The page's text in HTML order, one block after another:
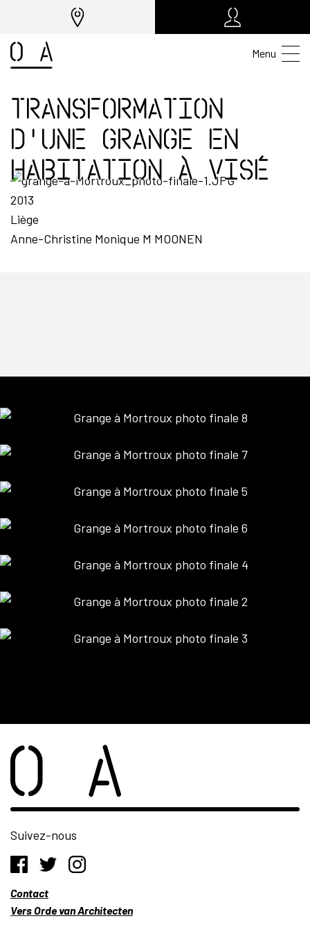
Menu
Transformation
d'une grange en
habitation à Visé
2013
Liège
Anne-Christine Monique M MOONEN
Suivez-nous
Contact
Vers Orde van Architecten